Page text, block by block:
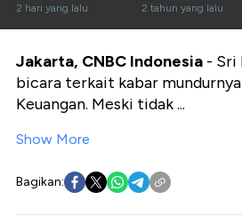
Untuk Negara
Miskin
2 hari yang lalu
Tinggalkan Jokowi
2 tahun yang lalu
Jakarta, CNBC Indonesia - Sri
bicara terkait kabar
Keuangan. Meski tidak ...
Show More
Bagikan: